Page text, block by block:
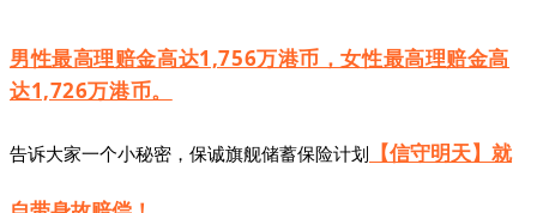
男性最高理赔金高达1,756万港币，女性最高理赔金高
达1,726万港币。
告诉大家一个小秘密，保诚旗舰储蓄保险计划 【信守明天】就